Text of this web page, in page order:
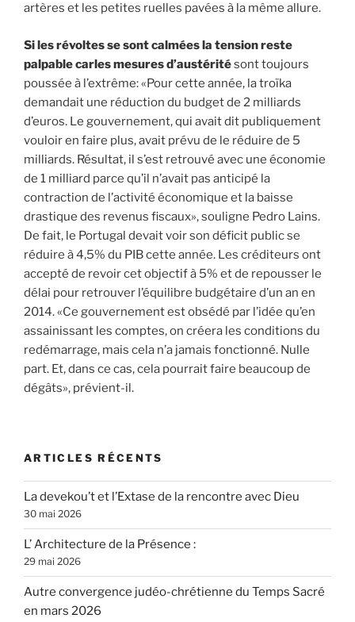
artères et les petites ruelles pavées à la même allure.
Si les révoltes se sont calmées la tension reste
palpable carles mesures d’austéritésont toujours
poussée à l’extrême: «Pour cette année, la troïka
demandait une réduction du budget de 2 milliards
d’euros. Le gouvernement, qui avait dit publiquement
vouloir en faire plus, avait prévu de le réduire de 5
milliards. Résultat, il s’est retrouvé avec une économie
de 1 milliard parce qu’il n’avait pas anticipé la
contraction de l’activité économique et la baisse
drastique des revenus fiscaux», souligne Pedro Lains.
De fait, le Portugal devait voir son déficit public se
réduire à 4,5% du PIB cette année. Les créditeurs ont
accepté de revoir cet objectif à 5% et de repousser le
délai pour retrouver l’équilibre budgétaire d’un an en
2014. «Ce gouvernement est obsédé par l’idée qu’en
assainissant les comptes, on créera les conditions du
redémarrage, mais cela n’a jamais fonctionné. Nulle
part. Et, dans ce cas, cela pourrait faire beaucoup de
dégâts», prévient-il.
ARTICLES RÉCENTS
La devekou’t et l’Extase de la rencontre avec Dieu
30 mai 2026
L’ Architecture de la Présence :
29 mai 2026
Autre convergence judéo-chrétienne du Temps Sacré
en mars 2026